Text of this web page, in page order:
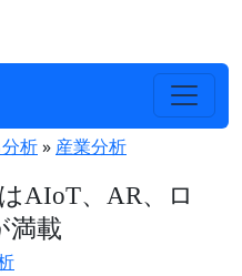
析» 産業分析
AIoT、AR、ロ
満載